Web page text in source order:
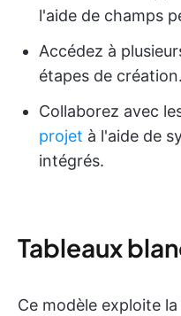
l'aide de champs
Accédez à
étapes de création.
Collaborez avec
projet à l'aide de
intégrés.
Tableaux
Ce modèle exploite